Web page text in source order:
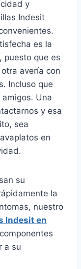
y
Indesit
es la
puesto que es
avería con
Incluso que
Una
y esa
sea
en
su
la
nuestro
Indesit en
a su